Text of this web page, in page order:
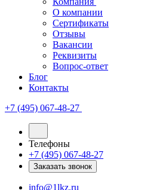
О компании
Сертификаты
Отзывы
Вакансии
Реквизиты
Вопрос-ответ
Блог
Контакты
+7 (495) 067-48-27
Телефоны
+7 (495) 067-48-27
Заказать звонок
info@1lkz.ru